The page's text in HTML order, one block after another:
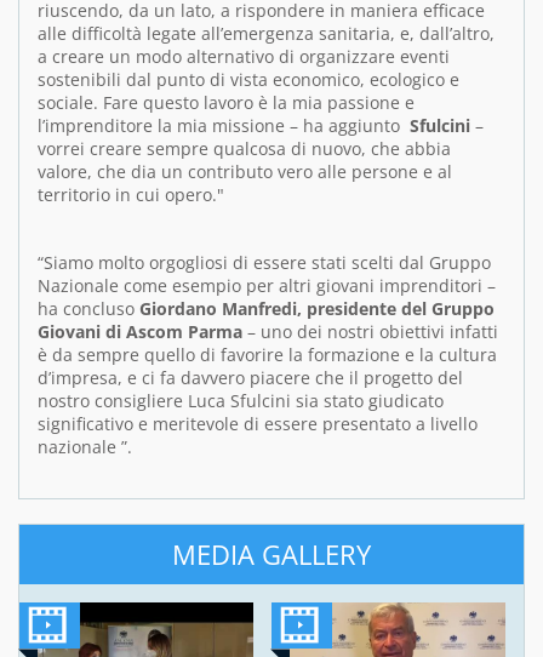
riuscendo, da un lato, a rispondere in maniera efficace
alle difficoltà legate all’emergenza sanitaria, e, dall’altro,
a creare un modo alternativo di organizzare eventi
sostenibili dal punto di vista economico, ecologico e
sociale. Fare questo lavoro è la mia passione e
l’imprenditore la mia missione – ha aggiunto Sfulcini –
vorrei creare sempre qualcosa di nuovo, che abbia
valore, che dia un contributo vero alle persone e al
territorio in cui opero."
“Siamo molto orgogliosi di essere stati scelti dal Gruppo
Nazionale come esempio per altri giovani imprenditori –
ha concluso Giordano Manfredi, presidente del Gruppo
Giovani di Ascom Parma – uno dei nostri obiettivi infatti
è da sempre quello di favorire la formazione e la cultura
d’impresa, e ci fa davvero piacere che il progetto del
nostro consigliere Luca Sfulcini sia stato giudicato
significativo e meritevole di essere presentato a livello
nazionale ”.
MEDIA GALLERY